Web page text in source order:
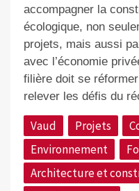
accompagner la
écologique, non
projets, mais aussi
avec l’économie
filière doit se
relever les défis du
Vaud Projets
Environnement
Architecture et